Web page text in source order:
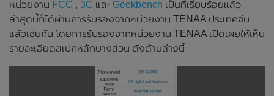
หน่วยงาน FCC , 3C และ Geekbench เป็นที่เรียบร้อยแล้ว
ล่าสุดนี้ก็ได้ผ่านการรับรองจากหน่วยงาน TENAA ประเทศจีน
แล้วเช่นกัน โดยการรับรองจากหน่วยงาน TENAA เปิดเผยให้เห็น
รายละเอียดสเปกหลักบางส่วน ดังด้านล่างนี้